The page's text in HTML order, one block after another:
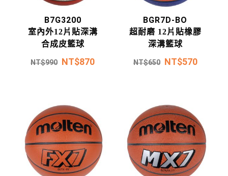
B7G3200
室內外12片貼深溝
合成皮籃球
NT$990 NT$870
BGR7D-BO
超耐磨 12片貼橡膠
深溝籃球
NT$650 NT$570